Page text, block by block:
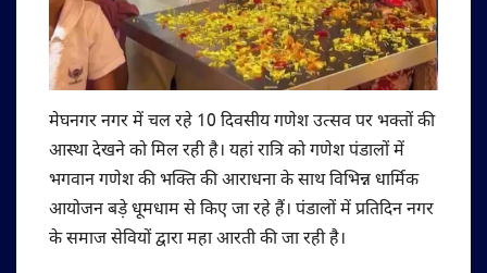
मेघनगर नगर में चल रहे 10 दिवसीय गणेश उत्सव पर भक्तों की
आस्था देखने को मिल रही है। यहां रात्रि को गणेश पंडालों में
भगवान गणेश की भक्ति की आराधना के साथ विभिन्न धार्मिक
आयोजन बड़े धूमधाम से किए जा रहे हैं। पंडालों में प्रतिदिन नगर
के समाज सेवियों द्वारा महा आरती की जा रही है।